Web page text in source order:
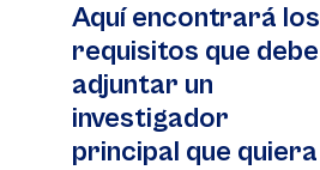
Aquí encontrará los
requisitos que debe
adjuntar un
investigador
principal que quiera